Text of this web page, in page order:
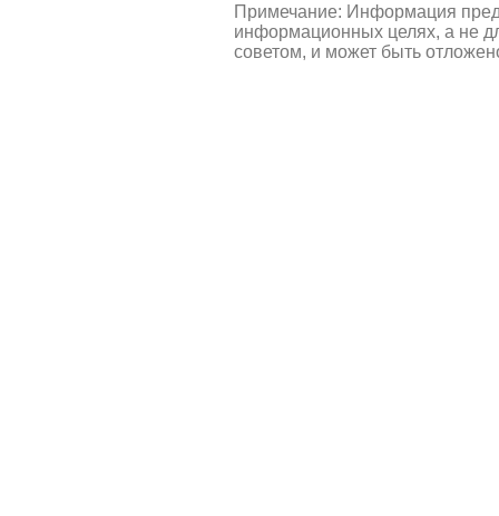
Примечание: Информация
информационных целях, а не
советом, и может быть